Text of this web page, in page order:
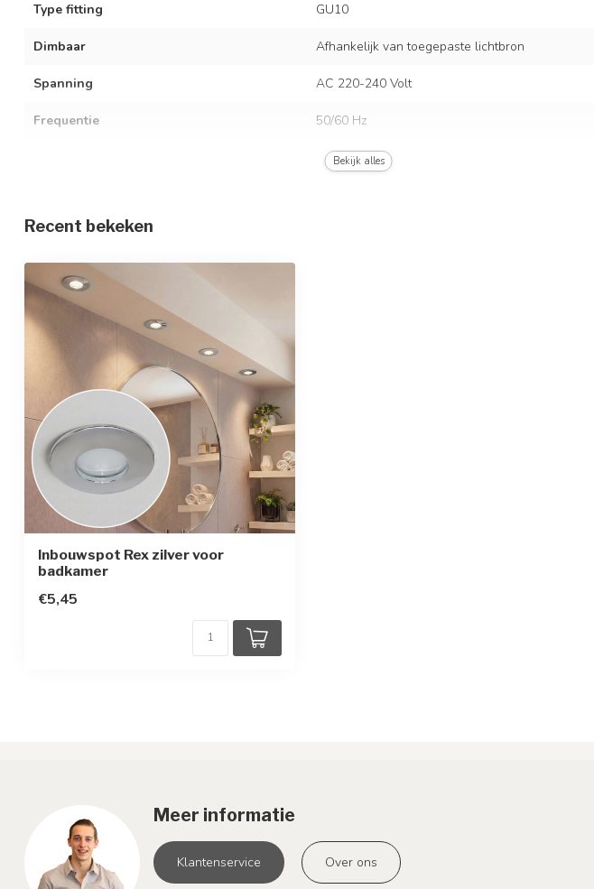
Type fitting GU10
Dimbaar Afhankelijk van toegepaste lichtbron
Spanning AC 220-240 Volt
Frequentie 50/60 Hz
Zilver
Afmetingen
Beschermingsgraad
Beschermingsklasse
Bekijk alles
Recent bekeken
Inbouwspot Rex zilver voor
badkamer
€5,45
Meer informatie
Klantenservice Over ons